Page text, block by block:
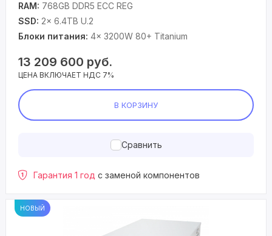
RAM: 768GB DDR5 ECC REG
SSD: 2× 6.4TB U.2
Блоки питания: 4× 3200W 80+ Titanium
13 209 600 руб.
ЦЕНА ВКЛЮЧАЕТ НДС 7%
В КОРЗИНУ
Сравнить
Гарантия 1 год с заменой компонентов
НОВЫЙ